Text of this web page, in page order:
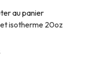
au panier
isotherme 20oz